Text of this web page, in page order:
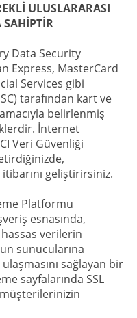
ULUSLARARASI
Data Security
Express, MasterCard
Services gibi
tarafından kart ve
belirlenmiş
İnternet
Veri Güvenliği
geliştirirsiniz.
Platformu
esnasında,
verilerin
sunucularına
sağlayan bir
sayfalarında SSL